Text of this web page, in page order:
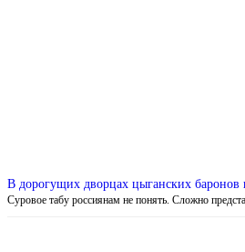
В дорогущих дворцах цыганских баронов
Суровое табу россиянам не понять. Сложно